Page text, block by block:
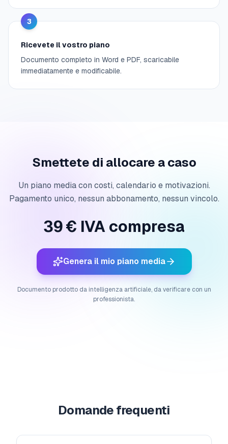
3
Ricevete il vostro piano
Documento completo in Word e PDF, scaricabile
immediatamente e modificabile.
Smettete di allocare a caso
Un piano media con costi, calendario e motivazioni.
Pagamento unico, nessun abbonamento, nessun vincolo.
39 € IVA compresa
Genera il mio piano media
Documento prodotto da intelligenza artificiale, da verificare con un
professionista.
Domande frequenti